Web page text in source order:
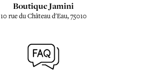
Boutique Jamini
10 rue du Château d'Eau, 75010